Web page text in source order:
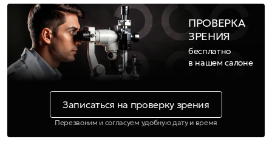
ПРОВЕРКА
ЗРЕНИЯ
бесплатно
в нашем салоне
Записаться на проверку зрения
Перезвоним и согласуем удобную дату и время